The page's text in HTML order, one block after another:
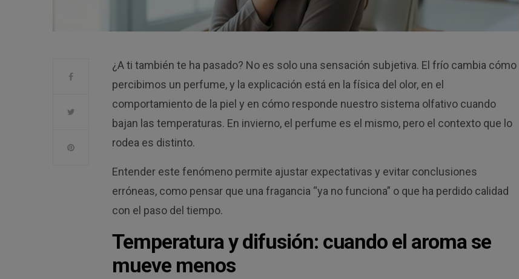
¿A ti también te ha pasado? No es solo una sensación subjetiva. El frío cambia cómo
percibimos un perfume, y la explicación está en la física del olor, en el
comportamiento de la piel y en cómo responde nuestro sistema olfativo cuando
bajan las temperaturas. En invierno, el perfume es el mismo, pero el contexto que lo
rodea es distinto.
Entender este fenómeno permite ajustar expectativas y evitar conclusiones
erróneas, como pensar que una fragancia “ya no funciona” o que ha perdido calidad
con el paso del tiempo.
Temperatura y difusión: cuando el aroma se
mueve menos